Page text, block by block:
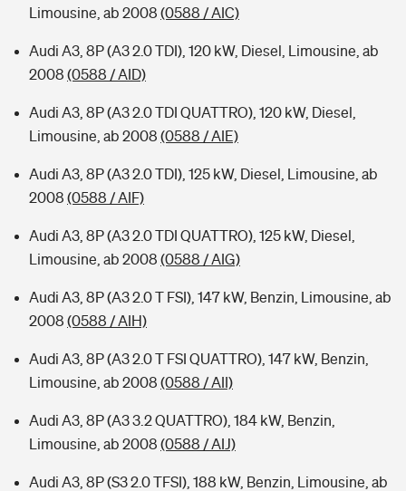
Limousine, ab 2008 (0588 / AIC)
Audi A3, 8P (A3 2.0 TDI), 120 kW, Diesel, Limousine, ab
2008 (0588 / AID)
Audi A3, 8P (A3 2.0 TDI QUATTRO), 120 kW, Diesel,
Limousine, ab 2008 (0588 / AIE)
Audi A3, 8P (A3 2.0 TDI), 125 kW, Diesel, Limousine, ab
2008 (0588 / AIF)
Audi A3, 8P (A3 2.0 TDI QUATTRO), 125 kW, Diesel,
Limousine, ab 2008 (0588 / AIG)
Audi A3, 8P (A3 2.0 T FSI), 147 kW, Benzin, Limousine, ab
2008 (0588 / AIH)
Audi A3, 8P (A3 2.0 T FSI QUATTRO), 147 kW, Benzin,
Limousine, ab 2008 (0588 / AII)
Audi A3, 8P (A3 3.2 QUATTRO), 184 kW, Benzin,
Limousine, ab 2008 (0588 / AIJ)
Audi A3, 8P (S3 2.0 TFSI), 188 kW, Benzin, Limousine, ab